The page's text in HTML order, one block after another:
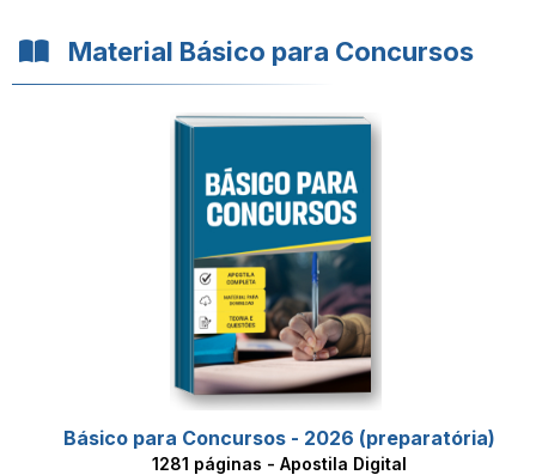
Material Básico para Concursos
Básico para Concursos - 2026 (preparatória)
1281 páginas - Apostila Digital